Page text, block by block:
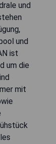
und
und
ist
um die
mit